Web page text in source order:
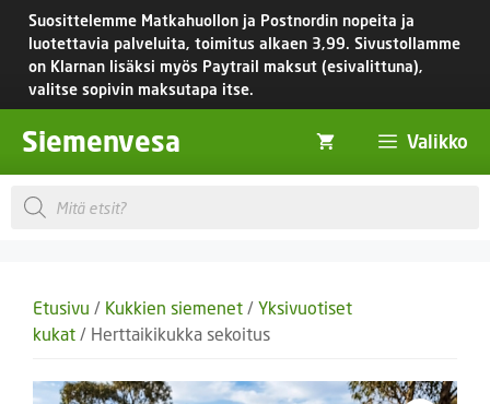
Siirry
sisältöön
Suosittelemme Matkahuollon ja Postnordin nopeita ja
luotettavia palveluita, toimitus alkaen 3,99. Sivustollamme
on Klarnan lisäksi myös Paytrail maksut (esivalittuna),
valitse sopivin maksutapa itse.
Siemenvesa Valikko
Products
search
Etusivu / Kukkien siemenet / Yksivuotiset
kukat / Herttaikikukka sekoitus